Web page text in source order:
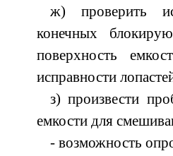
ж) проверить
конечных
поверхность
исправности
з) произвести
емкости для
- возможность